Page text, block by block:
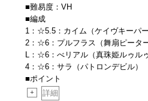
■難易度：VH
■編成
1：☆5.5：カイム（ケイヴキーパー
2：☆6：プルフラス（舞扇ピーター
L：☆6：べリアル（真珠姫ルゥルゥ
4：☆6：サラ（パトロンデビル）
■ポイント
+
詳細